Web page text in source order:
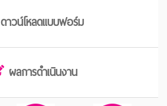
ดาวน์โหลดแบบฟอร์ม
ผลการดำเนินงาน